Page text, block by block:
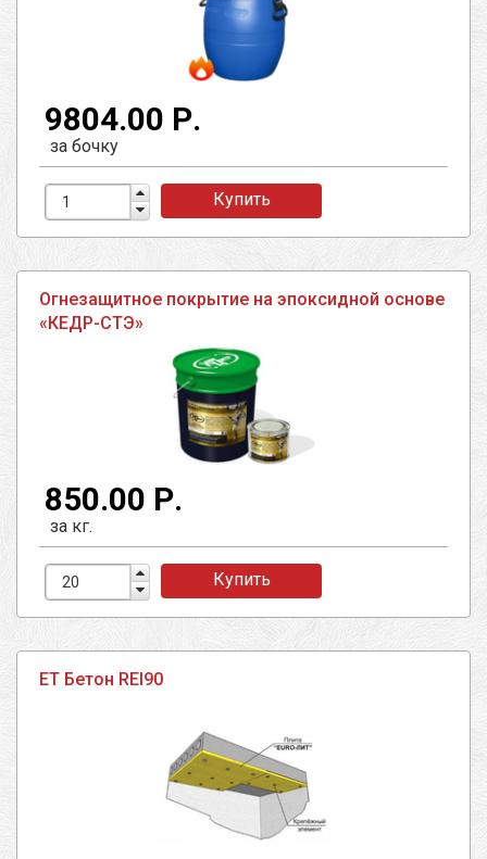
9804.00 Р.
за бочку
Купить
Огнезащитное покрытие на эпоксидной основе
«КЕДР-СТЭ»
850.00 Р.
за кг.
Купить
ЕТ Бетон REI90